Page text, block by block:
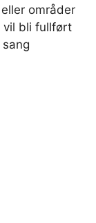
områder
vil bli fullført